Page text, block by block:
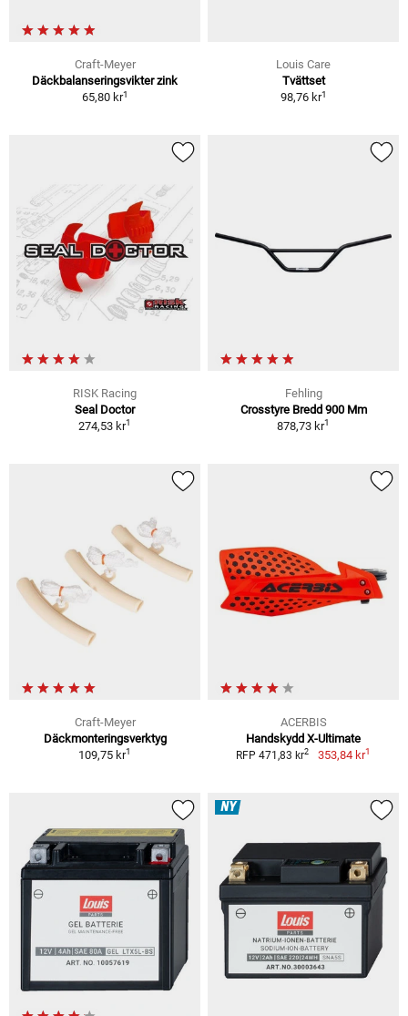
Craft-Meyer
Däckbalanseringsvikter zink
65,80 kr1
Louis Care
Tvättset
98,76 kr1
RISK Racing
Seal Doctor
274,53 kr1
Fehling
Crosstyre Bredd 900 Mm
878,73 kr1
Craft-Meyer
Däckmonteringsverktyg
109,75 kr1
ACERBIS
Handskydd X-Ultimate
RFP 471,83 kr2 353,84 kr1
NY